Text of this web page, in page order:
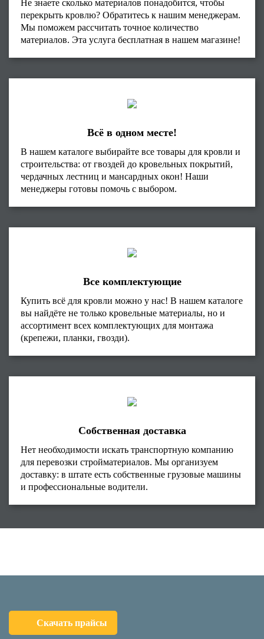
Не знаете сколько материалов понадобится, чтобы
перекрыть кровлю? Обратитесь к нашим менеджерам.
Мы поможем рассчитать точное количество
материалов. Эта услуга бесплатная в нашем магазине!
Всё в одном месте!
В нашем каталоге выбирайте все товары для кровли и
строительства: от гвоздей до кровельных покрытий,
чердачных лестниц и мансардных окон! Наши
менеджеры готовы помочь с выбором.
Все комплектующие
Купить всё для кровли можно у нас! В нашем каталоге
вы найдёте не только кровельные материалы, но и
ассортимент всех комплектующих для монтажа
(крепежи, планки, гвозди).
Собственная доставка
Нет необходимости искать транспортную компанию
для перевозки стройматериалов. Мы организуем
доставку: в штате есть собственные грузовые машины
и профессиональные водители.
Скачать прайсы